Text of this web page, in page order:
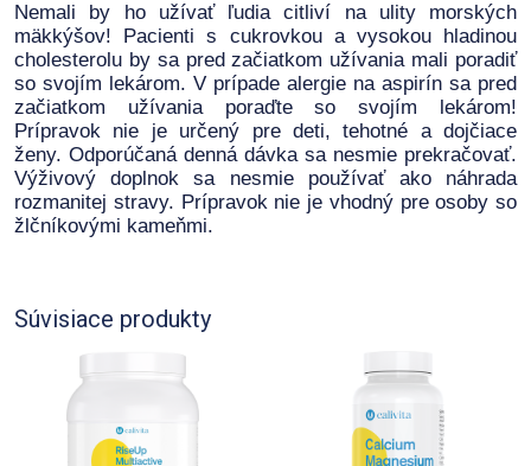
Nemali by ho užívať ľudia citliví na ulity morských
mäkkýšov! Pacienti s cukrovkou a vysokou hladinou
cholesterolu by sa pred začiatkom užívania mali poradiť
so svojím lekárom. V prípade alergie na aspirín sa pred
začiatkom užívania poraďte so svojím lekárom!
Prípravok nie je určený pre deti, tehotné a dojčiace
ženy. Odporúčaná denná dávka sa nesmie prekračovať.
Výživový doplnok sa nesmie používať ako náhrada
rozmanitej stravy. Prípravok nie je vhodný pre osoby so
žlčníkovými kameňmi.
Súvisiace produkty